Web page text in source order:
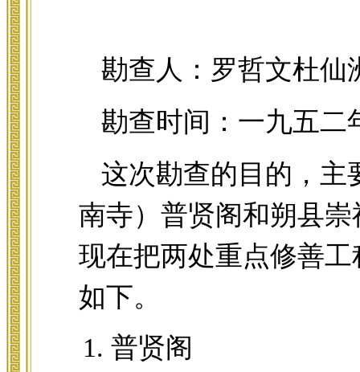
勘查人：罗哲文杜仙
勘查时间：一九五二
这次勘查的目的，主
南寺）普贤阁和朔县
现在把两处重点修善
如下。
普贤阁